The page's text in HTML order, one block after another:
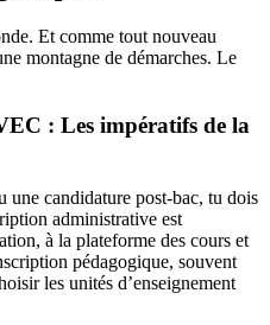
Et comme tout nouveau
montagne de démarches. Le
: Les impératifs de la
une candidature post-bac, tu dois
administrative est
à la plateforme des cours et
pédagogique, souvent
les unités d’enseignement